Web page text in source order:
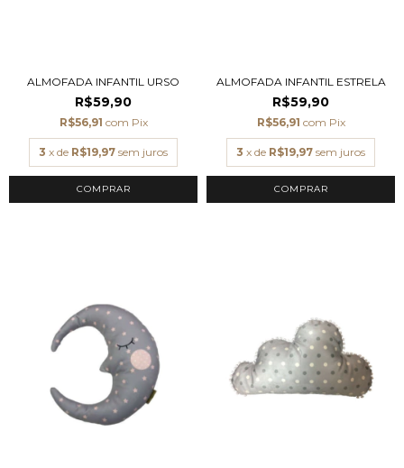
ALMOFADA INFANTIL URSO
R$59,90
R$56,91 com Pix
3 x de R$19,97 sem juros
ALMOFADA INFANTIL ESTRELA
R$59,90
R$56,91 com Pix
3 x de R$19,97 sem juros